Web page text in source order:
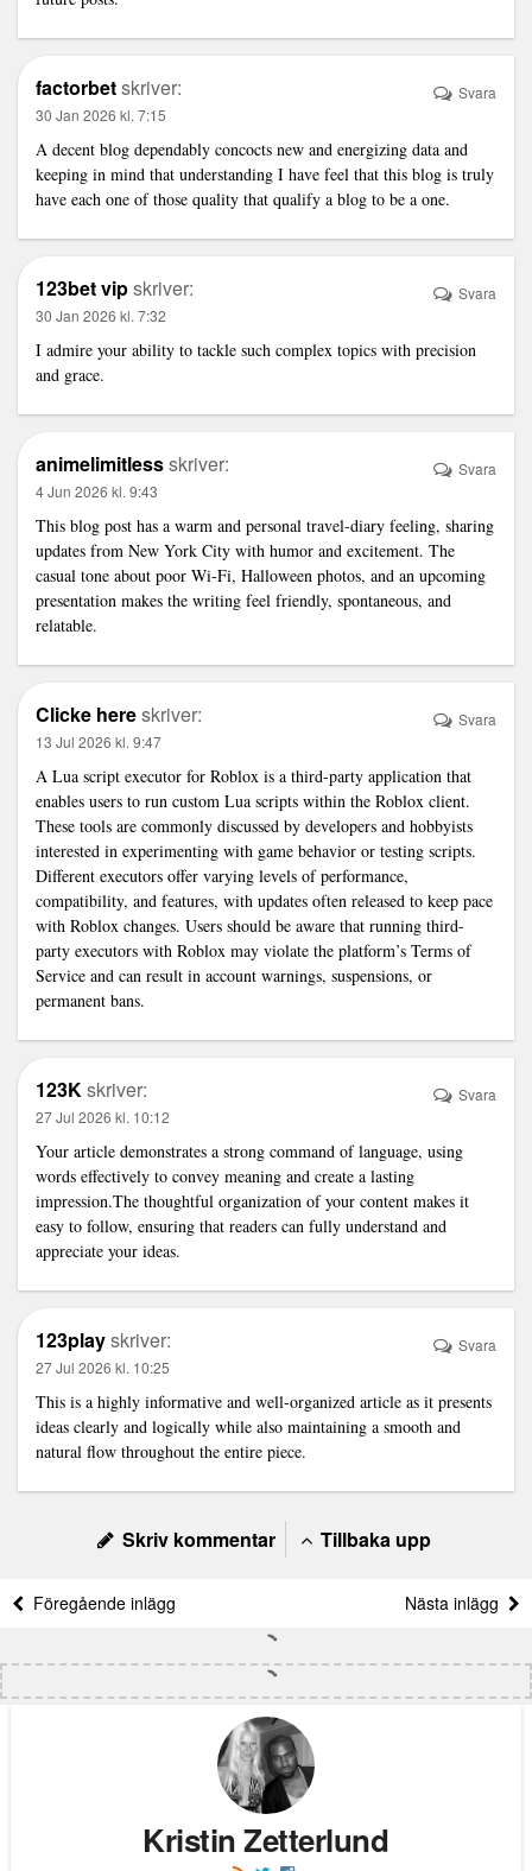
factorbetskriver:
30 Jan 2026 kl. 7:15
A decent blog dependably concocts new and energizing data and
keeping in mind that understanding I have feel that this blog is truly
have each one of those quality that qualify a blog to be a one.
Svara
123bet vipskriver:
30 Jan 2026 kl. 7:32
I admire your ability to tackle such complex topics with precision
and grace.
Svara
animelimitlessskriver:
4 Jun 2026 kl. 9:43
This blog post has a warm and personal travel-diary feeling, sharing
updates from New York City with humor and excitement. The
casual tone about poor Wi-Fi, Halloween photos, and an upcoming
presentation makes the writing feel friendly, spontaneous, and
relatable.
Svara
Clicke hereskriver:
13 Jul 2026 kl. 9:47
A Lua script executor for Roblox is a third-party application that
enables users to run custom Lua scripts within the Roblox client.
These tools are commonly discussed by developers and hobbyists
interested in experimenting with game behavior or testing scripts.
Different executors offer varying levels of performance,
compatibility, and features, with updates often released to keep pace
with Roblox changes. Users should be aware that running third-
party executors with Roblox may violate the platform’s Terms of
Service and can result in account warnings, suspensions, or
permanent bans.
Svara
123K skriver:
27 Jul 2026 kl. 10:12
Your article demonstrates a strong command of language, using
words effectively to convey meaning and create a lasting
impression.The thoughtful organization of your content makes it
easy to follow, ensuring that readers can fully understand and
appreciate your ideas.
Svara
123playskriver:
27 Jul 2026 kl. 10:25
This is a highly informative and well-organized article as it presents
ideas clearly and logically while also maintaining a smooth and
natural flow throughout the entire piece.
Svara
Skriv kommentar Tillbaka upp
Föregående inlägg Nästa inlägg
Kristin Zetterlund